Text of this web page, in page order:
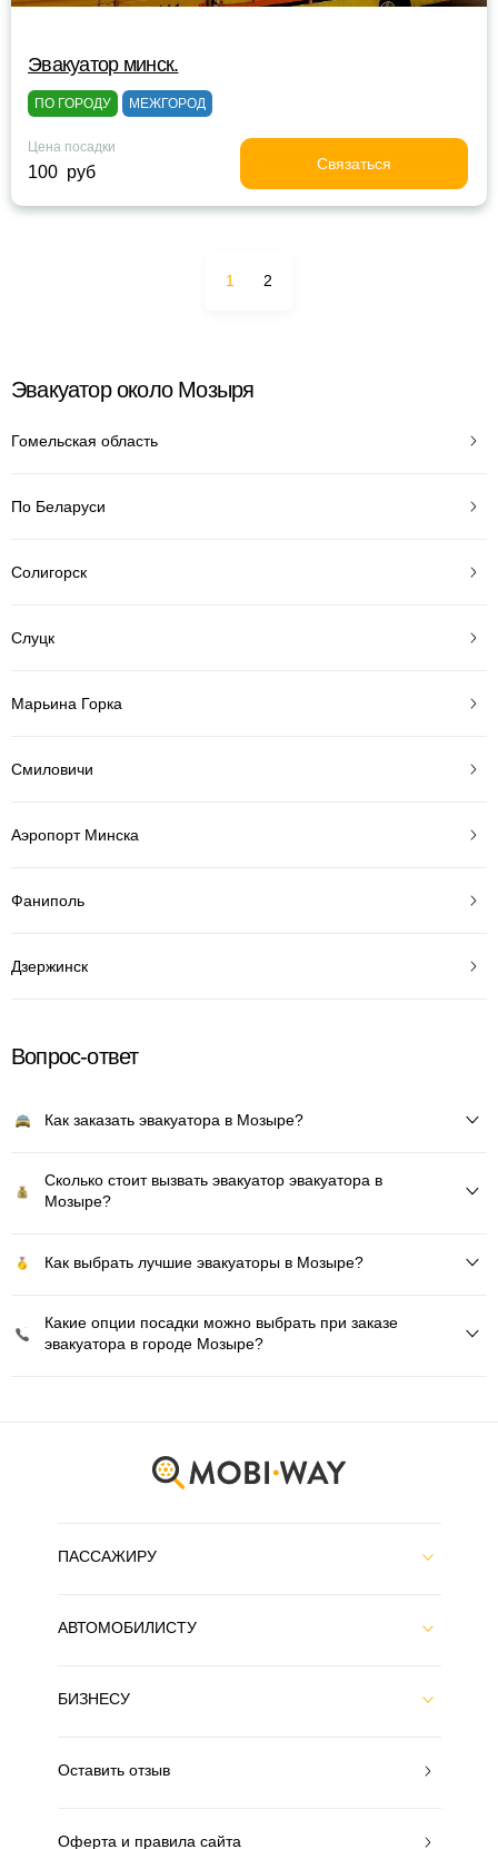
Эвакуатор минск.
ПО ГОРОДУ МЕЖГОРОД
Цена посадки
100 руб Связаться
1 2
Эвакуатор около Мозыря
Гомельская область
По Беларуси
Солигорск
Слуцк
Марьина Горка
Смиловичи
Аэропорт Минска
Фаниполь
Дзержинск
Вопрос-ответ
Как заказать эвакуатора в Мозыре?
Сколько стоит вызвать эвакуатор эвакуатора в
Мозыре?
Как выбрать лучшие эвакуаторы в Мозыре?
Какие опции посадки можно выбрать при заказе
эвакуатора в городе Мозыре?
ПАССАЖИРУ
АВТОМОБИЛИСТУ
БИЗНЕСУ
Оставить отзыв
Оферта и правила сайта